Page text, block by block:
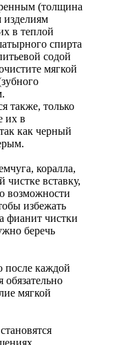
(толщина
в теплой
спирта
содой
мягкой
также, только
их в
как черный
коралла,
чистке вставку,
возможности
избежать
фианит чистки
беречь
после каждой
мягкой